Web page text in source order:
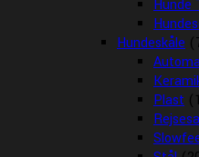
Hunde
Hundeskåle
Plast